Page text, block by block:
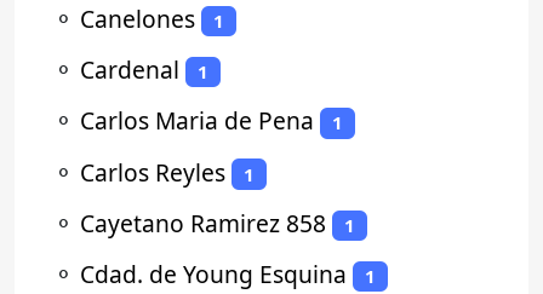
⚬ Canelones 1
⚬ Cardenal 1
⚬ Carlos Maria de Pena 1
⚬ Carlos Reyles 1
⚬ Cayetano Ramirez 858 1
⚬ Cdad. de Young Esquina 1